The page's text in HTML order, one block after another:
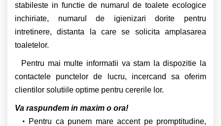
stabileste in functie de numarul de toalete ecologice
inchiriate, numarul de igienizari dorite pentru
intretinere, distanta la care se solicita amplasarea
toaletelor.
Pentru mai multe informatii va stam la dispozitie la
contactele punctelor de lucru, incercand sa oferim
clientilor solutiile optime pentru cererile lor.
Va raspundem in maxim o ora!
Pentru ca punem mare accent pe promptitudine,